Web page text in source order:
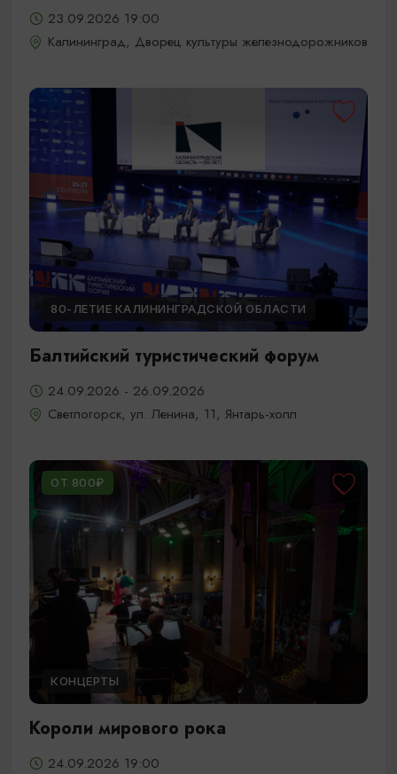
23.09.2026 19:00
Калининград, Дворец культуры железнодорожников
80-ЛЕТИЕ КАЛИНИНГРАДСКОЙ ОБЛАСТИ
Балтийский туристический форум
24.09.2026 - 26.09.2026
Светлогорск, ул. Ленина, 11, Янтарь-холл
ОТ 800₽
КОНЦЕРТЫ
Короли мирового рока
24.09.2026 19:00